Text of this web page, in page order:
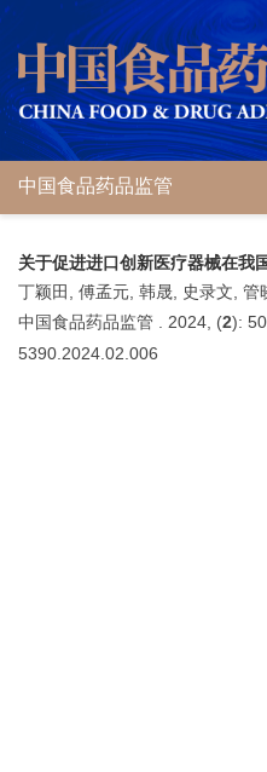
中国食品药品监管
关于促进进口创新医疗器械在我
丁颖田, 傅孟元, 韩晟, 史录文, 管
中国食品药品监管 . 2024, (2):
5390.2024.02.006